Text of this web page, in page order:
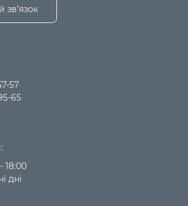
зв’язок
57
65
18:00
дні